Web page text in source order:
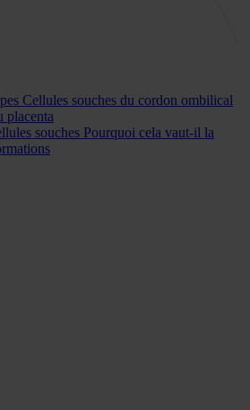
Cellules souches du cordon ombilical
placenta
souches Pourquoi cela vaut-il la